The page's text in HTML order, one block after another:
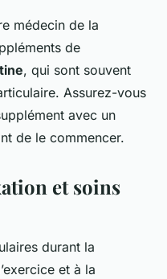
médecin de la
de
, qui sont souvent
Assurez-vous
avec un
de le commencer.
et soins
durant la
et à la